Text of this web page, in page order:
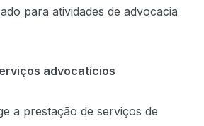
para atividades de advocacia
advocatícios
a prestação de serviços de